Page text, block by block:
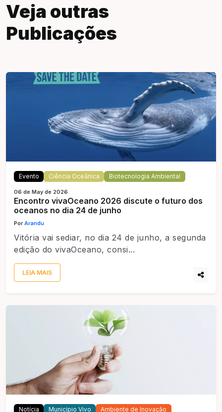
Veja outras
Publicações
Evento Ciência Oceânica Biotecnologia Ambiental
06 de May de 2026
Encontro vivaOceano 2026 discute o futuro dos
oceanos no dia 24 de junho
PorArandu
Vitória vai sediar, no dia 24 de junho, a segunda
edição do vivaOceano, consi...
LEIA MAIS
Notícia Município Vivo Ambiente de Inovação